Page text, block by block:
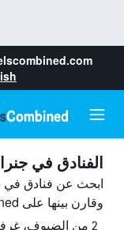
الفنادق في
ابحث عن فنادق في
وقارن بينها على HotelsCombined ووفّر.
2 من الضيوف، غرفة واحدة